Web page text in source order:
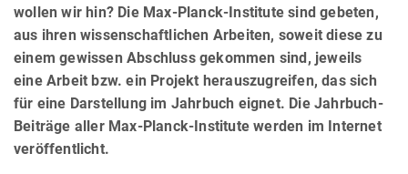
wollen wir hin? Die Max-Planck-Institute sind gebeten,
aus ihren wissenschaftlichen Arbeiten, soweit diese zu
einem gewissen Abschluss gekommen sind, jeweils
eine Arbeit bzw. ein Projekt herauszugreifen, das sich
für eine Darstellung im Jahrbuch eignet. Die Jahrbuch-
Beiträge aller Max-Planck-Institute werden im Internet
veröffentlicht.